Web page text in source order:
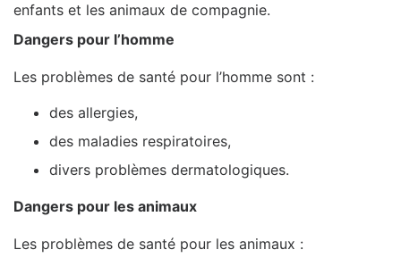
enfants et les animaux de compagnie.
Dangers pour l’homme
Les problèmes de santé pour l’homme sont :
des allergies,
des maladies respiratoires,
divers problèmes dermatologiques.
Dangers pour les animaux
Les problèmes de santé pour les animaux :